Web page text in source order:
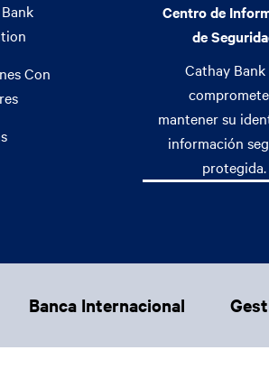
Con
Centro de
de
Cathay Bank
mantener su
información
protegida.
Banca Internacional